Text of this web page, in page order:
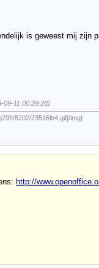
is geweest mij zijn
09-11 00:29:28)
8202/23516lb4.gif[/img]
http://